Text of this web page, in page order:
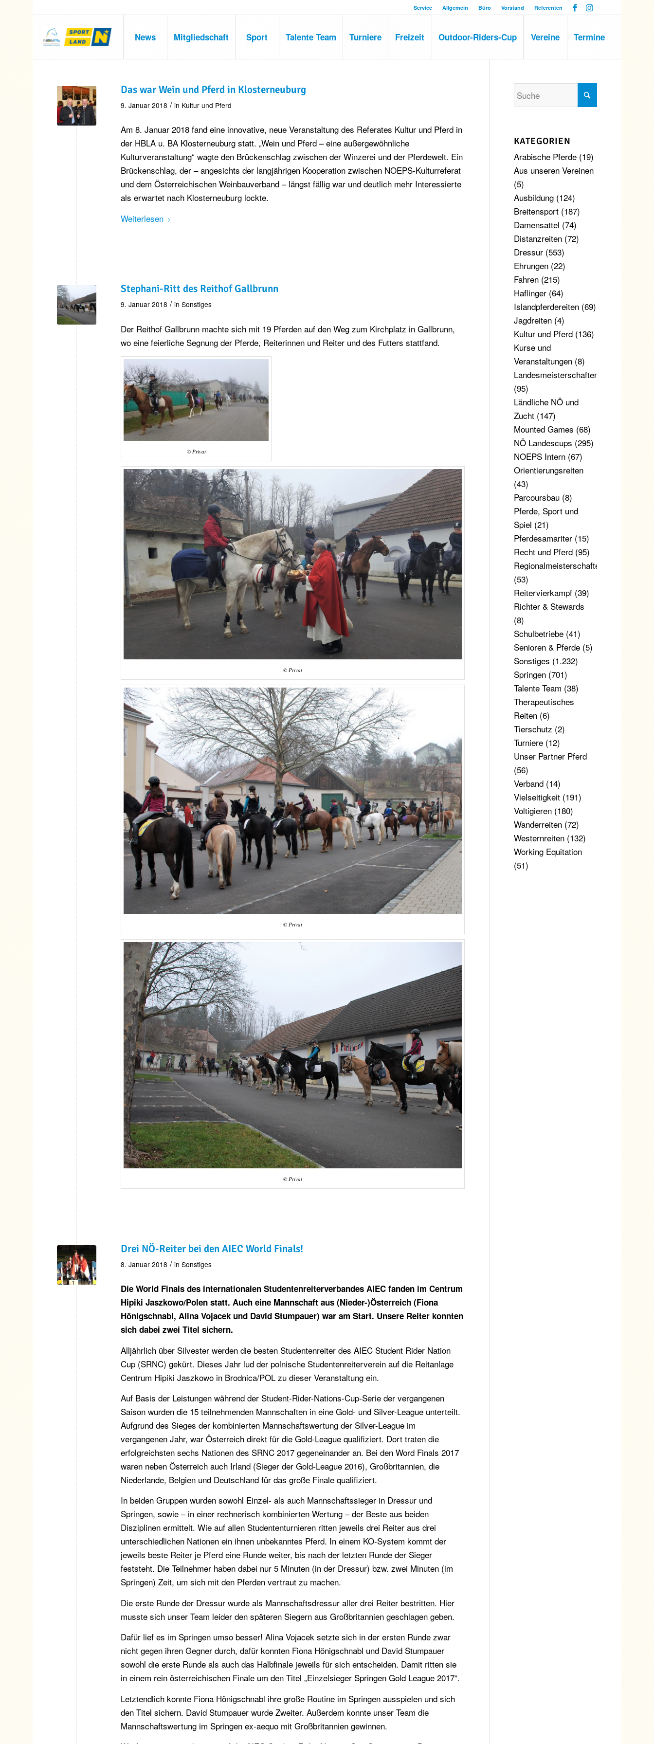
Service Allgemein Büro Vorstand Referenten
News Mitgliedschaft Sport Talente Team Turniere Freizeit Outdoor-Riders-Cup Vereine Termine
Das war Wein und Pferd in Klosterneuburg
9. Januar 2018 / in Kultur und Pferd
Am 8. Januar 2018 fand eine innovative, neue Veranstaltung des Referates Kultur und Pferd in
der HBLA u. BA Klosterneuburg statt. „Wein und Pferd – eine außergewöhnliche
Kulturveranstaltung“ wagte den Brückenschlag zwischen der Winzerei und der Pferdewelt. Ein
Brückenschlag, der – angesichts der langjährigen Kooperation zwischen NOEPS-Kulturreferat
und dem Österreichischen Weinbauverband – längst fällig war und deutlich mehr Interessierte
als erwartet nach Klosterneuburg lockte.
Weiterlesen
Stephani-Ritt des Reithof Gallbrunn
9. Januar 2018 / inSonstiges
Der Reithof Gallbrunn machte sich mit 19 Pferden auf den Weg zum Kirchplatz in Gallbrunn,
wo eine feierliche Segnung der Pferde, Reiterinnen und Reiter und des Futters stattfand.
© Privat
© Privat
© Privat
© Privat
Drei NÖ-Reiter bei den AIEC World Finals!
8. Januar 2018 / inSonstiges
Die World Finals des internationalen Studentenreiterverbandes AIEC fanden im Centrum
Hipiki Jaszkowo/Polen statt. Auch eine Mannschaft aus (Nieder-)Österreich (Fiona
Hönigschnabl, Alina Vojacek und David Stumpauer) war am Start. Unsere Reiter konnten
sich dabei zwei Titel sichern.
Alljährlich über Silvester werden die besten Studentenreiter des AIEC Student Rider Nation
Cup (SRNC) gekürt. Dieses Jahr lud der polnische Studentenreiterverein auf die Reitanlage
Centrum Hipiki Jaszkowo in Brodnica/POL zu dieser Veranstaltung ein.
Auf Basis der Leistungen während der Student-Rider-Nations-Cup-Serie der vergangenen
Saison wurden die 15 teilnehmenden Mannschaften in eine Gold- und Silver-League unterteilt.
Aufgrund des Sieges der kombinierten Mannschaftswertung der Silver-League im
vergangenen Jahr, war Österreich direkt für die Gold-League qualifiziert. Dort traten die
erfolgreichsten sechs Nationen des SRNC 2017 gegeneinander an. Bei den Word Finals 2017
waren neben Österreich auch Irland (Sieger der Gold-League 2016), Großbritannien, die
Niederlande, Belgien und Deutschland für das große Finale qualifiziert.
In beiden Gruppen wurden sowohl Einzel- als auch Mannschaftssieger in Dressur und
Springen, sowie – in einer rechnerisch kombinierten Wertung – der Beste aus beiden
Disziplinen ermittelt. Wie auf allen Studententurnieren ritten jeweils drei Reiter aus drei
unterschiedlichen Nationen ein ihnen unbekanntes Pferd. In einem KO-System kommt der
jeweils beste Reiter je Pferd eine Runde weiter, bis nach der letzten Runde der Sieger
feststeht. Die Teilnehmer haben dabei nur 5 Minuten (in der Dressur) bzw. zwei Minuten (im
Springen) Zeit, um sich mit den Pferden vertraut zu machen.
Die erste Runde der Dressur wurde als Mannschaftsdressur aller drei Reiter bestritten. Hier
musste sich unser Team leider den späteren Siegern aus Großbritannien geschlagen geben.
Dafür lief es im Springen umso besser! Alina Vojacek setzte sich in der ersten Runde zwar
nicht gegen ihren Gegner durch, dafür konnten Fiona Hönigschnabl und David Stumpauer
sowohl die erste Runde als auch das Halbfinale jeweils für sich entscheiden. Damit ritten sie
in einem rein österreichischen Finale um den Titel „Einzelsieger Springen Gold League 2017“.
Letztendlich konnte Fiona Hönigschnabl ihre große Routine im Springen ausspielen und sich
den Titel sichern. David Stumpauer wurde Zweiter. Außerdem konnte unser Team die
Mannschaftswertung im Springen ex-aequo mit Großbritannien gewinnen.
KATEGORIEN
Arabische Pferde(19)
Aus unseren Vereinen
(5)
Ausbildung(124)
Breitensport(187)
Damensattel (74)
Distanzreiten(72)
Dressur(553)
Ehrungen(22)
Fahren(215)
Haflinger(64)
Islandpferdereiten(69)
Jagdreiten(4)
Kultur und Pferd(136)
Kurse und
Veranstaltungen(8)
Landesmeisterschaften
(95)
Ländliche NÖ und
Zucht(147)
Mounted Games (68)
NÖ Landescups (295)
NOEPS Intern(67)
Orientierungsreiten
(43)
Parcoursbau(8)
Pferde, Sport und
Spiel (21)
Pferdesamariter(15)
Recht und Pferd(95)
Regionalmeisterschaften
(53)
Reitervierkampf(39)
Richter & Stewards
(8)
Schulbetriebe(41)
Senioren & Pferde(5)
Sonstiges (1.232)
Springen(701)
Talente Team (38)
Therapeutisches
Reiten(6)
Tierschutz (2)
Turniere(12)
Unser Partner Pferd
(56)
Verband(14)
Vielseitigkeit(191)
Voltigieren(180)
Wanderreiten(72)
Westernreiten(132)
Working Equitation
(51)